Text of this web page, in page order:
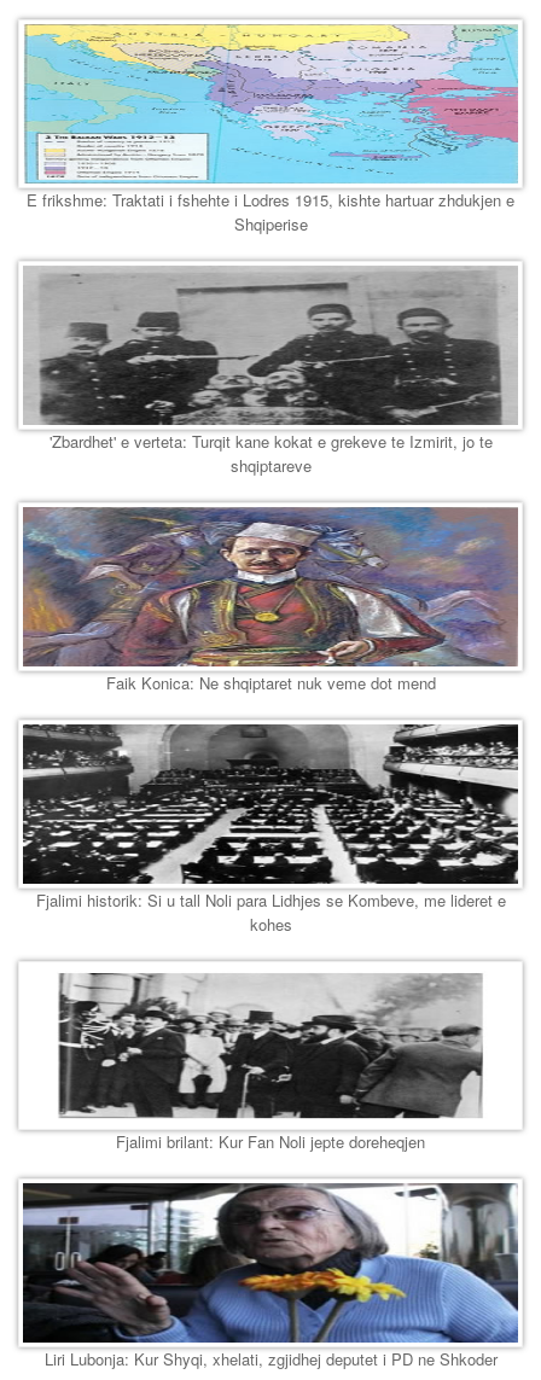
E frikshme: Traktati i fshehte i Lodres 1915, kishte hartuar zhdukjen e
Shqiperise
'Zbardhet' e verteta: Turqit kane kokat e grekeve te Izmirit, jo te
shqiptareve
Faik Konica: Ne shqiptaret nuk veme dot mend
Fjalimi historik: Si u tall Noli para Lidhjes se Kombeve, me lideret e
kohes
Fjalimi brilant: Kur Fan Noli jepte doreheqjen
Liri Lubonja: Kur Shyqi, xhelati, zgjidhej deputet i PD ne Shkoder